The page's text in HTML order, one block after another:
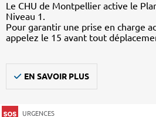
Le CHU de Montpellier active le
Niveau 1.
Pour garantir une prise en charge
appelez le 15 avant tout
EN SAVOIR PLUS
URGENCES